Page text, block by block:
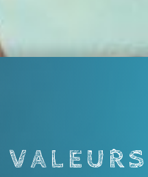
VALEURS